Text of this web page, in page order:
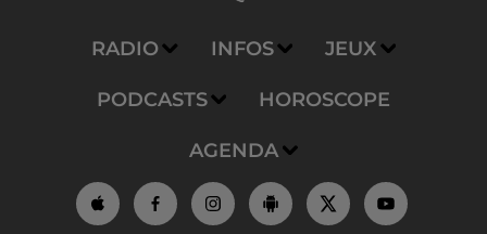
RADIO INFOS JEUX
PODCASTS HOROSCOPE
AGENDA